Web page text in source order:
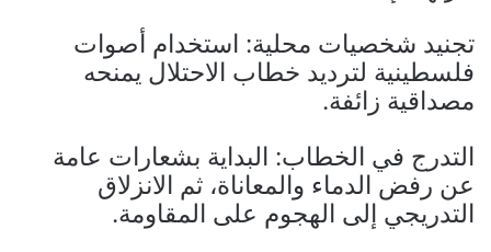
تجنيد شخصيات محلية: استخدام أصوات
فلسطينية لترديد خطاب الاحتلال يمنحه
مصداقية زائفة.
التدرج في الخطاب: البداية بشعارات عامة
عن رفض الدماء والمعاناة، ثم الانزلاق
التدريجي إلى الهجوم على المقاومة.